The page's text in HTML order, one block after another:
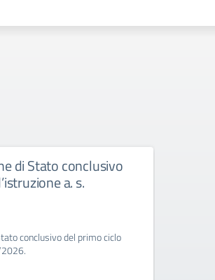
di Stato conclusivo
a. s.
conclusivo del primo ciclo